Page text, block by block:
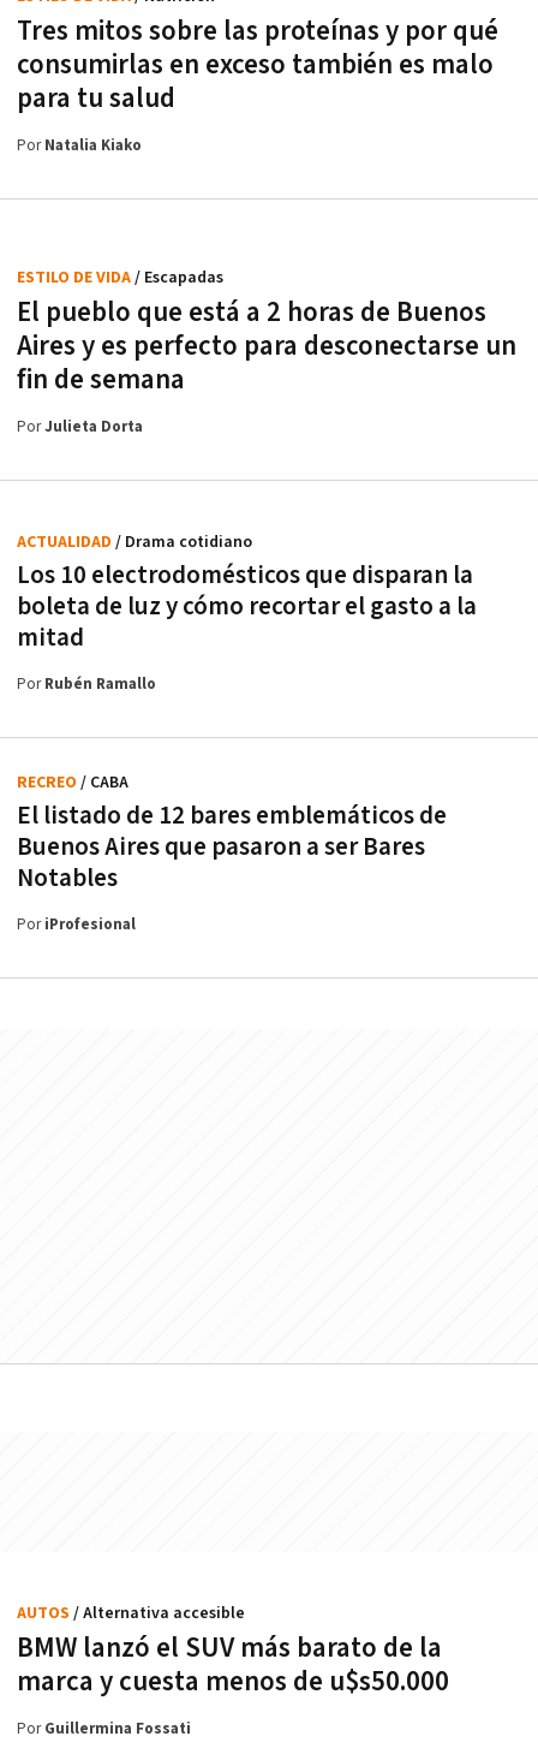
Tres mitos sobre las proteínas y por qué
consumirlas en exceso también es malo
para tu salud
PorNatalia Kiako
El pueblo que está a 2 horas de Buenos
Aires y es perfecto para desconectarse un
fin de semana
ESTILO DE VIDA/ Escapadas
PorJulieta Dorta
Los 10 electrodomésticos que disparan la
boleta de luz y cómo recortar el gasto a la
mitad
ACTUALIDAD / Drama cotidiano
PorRubén Ramallo
El listado de 12 bares emblemáticos de
Buenos Aires que pasaron a ser Bares
Notables
RECREO / CABA
PoriProfesional
BMW lanzó el SUV más barato de la
marca y cuesta menos de u$s50.000
AUTOS / Alternativa accesible
PorGuillermina Fossati